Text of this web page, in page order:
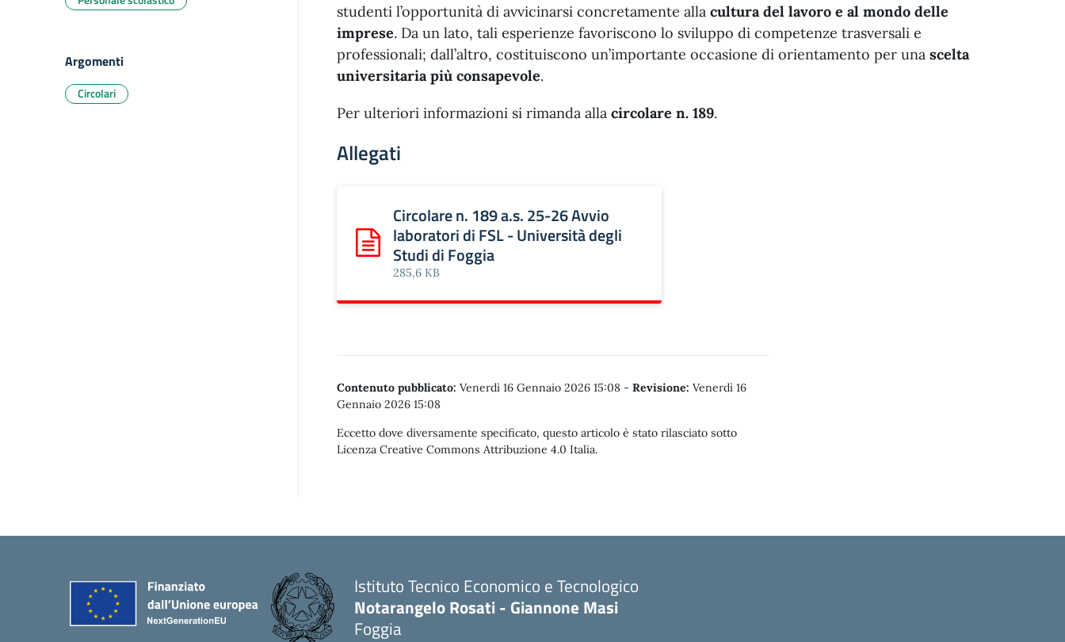
Argomenti
Circolari
studenti l’opportunità di avvicinarsi concretamente alla cultura del lavoro e al mondo delle
imprese. Da un lato, tali esperienze favoriscono lo sviluppo di competenze trasversali e
professionali; dall’altro, costituiscono un’importante occasione di orientamento per una scelta
universitaria più consapevole.
Per ulteriori informazioni si rimanda alla circolare n. 189.
Allegati
Scarica: Circolare n. 189 a.s. 25-26 Avvio laboratori di FSL - Università degli Studi di Foggia
Circolare n. 189 a.s. 25-26 Avvio
laboratori di FSL - Università degli
Studi di Foggia
285,6 KB
Contenuto pubblicato: Venerdì 16 Gennaio 2026 15:08 - Revisione: Venerdì 16
Gennaio 2026 15:08
Eccetto dove diversamente specificato, questo articolo è stato rilasciato sotto
Licenza Creative Commons Attribuzione 4.0 Italia.
Istituto Tecnico Economico e Tecnologico
Notarangelo Rosati - Giannone Masi
Foggia